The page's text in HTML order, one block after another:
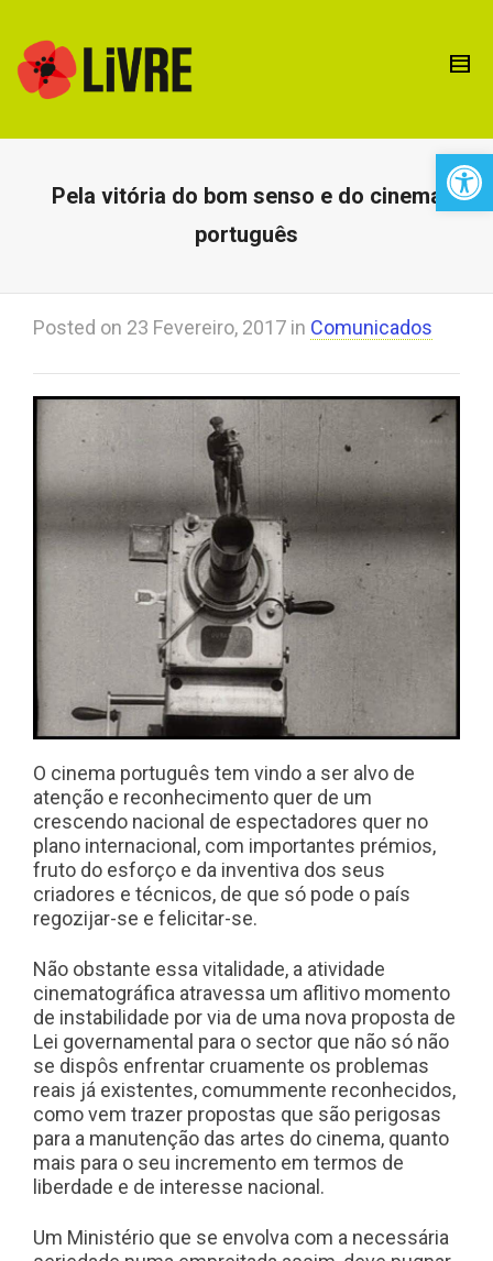
Pela vitória do bom senso e do cinema
português
Posted on 23 Fevereiro, 2017 in Comunicados
O cinema português tem vindo a ser alvo de
atenção e reconhecimento quer de um
crescendo nacional de espectadores quer no
plano internacional, com importantes prémios,
fruto do esforço e da inventiva dos seus
criadores e técnicos, de que só pode o país
regozijar-se e felicitar-se.
Não obstante essa vitalidade, a atividade
cinematográfica atravessa um aflitivo momento
de instabilidade por via de uma nova proposta de
Lei governamental para o sector que não só não
se dispôs enfrentar cruamente os problemas
reais já existentes, comummente reconhecidos,
como vem trazer propostas que são perigosas
para a manutenção das artes do cinema, quanto
mais para o seu incremento em termos de
liberdade e de interesse nacional.
Um Ministério que se envolva com a necessária